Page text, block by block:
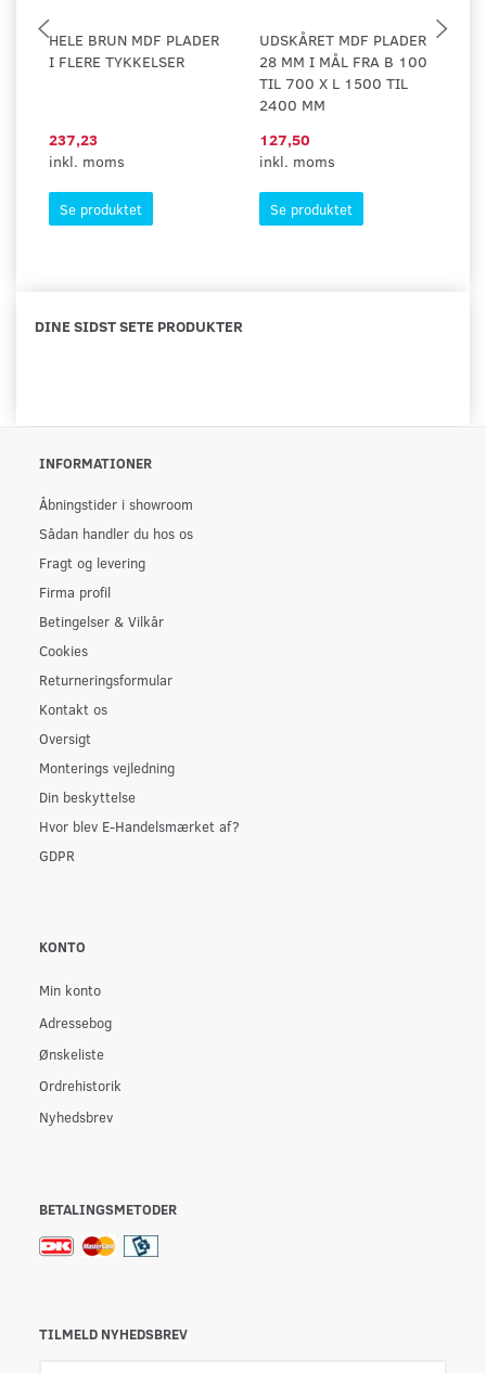
HELE BRUN MDF PLADER
I FLERE TYKKELSER
237,23
inkl. moms
Se produktet
UDSKÅRET MDF PLADER
28 MM I MÅL FRA B 100
TIL 700 X L 1500 TIL
2400 MM
127,50
inkl. moms
Se produktet
DINE SIDST SETE PRODUKTER
INFORMATIONER
Åbningstider i showroom
Sådan handler du hos os
Fragt og levering
Firma profil
Betingelser & Vilkår
Cookies
Returneringsformular
Kontakt os
Oversigt
Monterings vejledning
Din beskyttelse
Hvor blev E-Handelsmærket af?
GDPR
KONTO
Min konto
Adressebog
Ønskeliste
Ordrehistorik
Nyhedsbrev
BETALINGSMETODER
TILMELD NYHEDSBREV